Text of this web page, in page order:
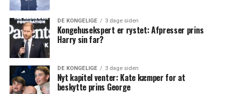
DE KONGELIGE 3 dage siden
Kongehusekspert er rystet: Afpresser prins
Harry sin far?
DE KONGELIGE 3 dage siden
Nyt kapitel venter: Kate kæmper for at
beskytte prins George